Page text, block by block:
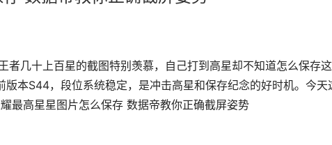
者几十上百星的截图特别羡慕，自己打到高星却不知道怎么保存
版本S44，段位系统稳定，是冲击高星和保存纪念的好时机。今天
最高星星图片怎么保存 数据帝教你正确截屏姿势